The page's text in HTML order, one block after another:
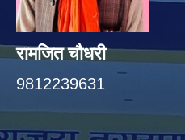
रामजित चौधरी
9812239631